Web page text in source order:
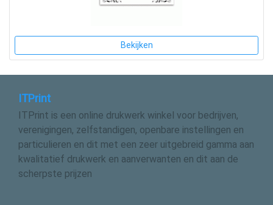
Bekijken
ITPrint
ITPrint is een online drukwerk winkel voor bedrijven,
verenigingen, zelfstandigen, openbare instellingen en
particulieren en dit met een zeer uitgebreid gamma aan
kwalitatief drukwerk en aanverwanten en dit aan de
scherpste prijzen